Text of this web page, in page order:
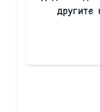
другите